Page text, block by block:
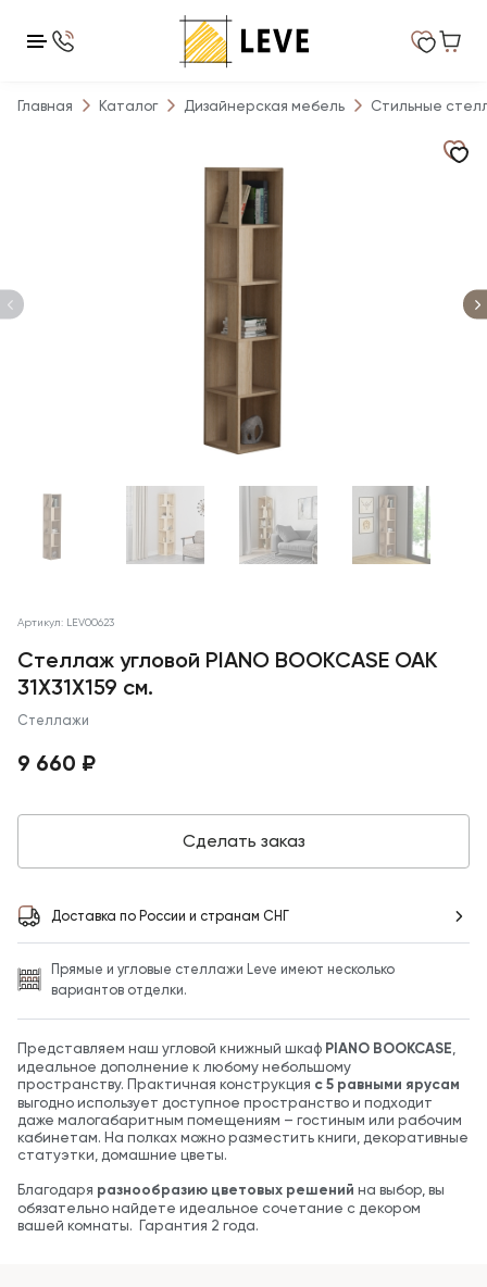
Главная Каталог Дизайнерская мебель Стильные
Артикул: LEV00623
Стеллаж угловой PIANO BOOKCASE OAK
31X31X159 см.
Стеллажи
9 660 ₽
Сделать заказ
Доставка по России и странам СНГ
Прямые и угловые стеллажи Leve имеют несколько
вариантов отделки.
Представляем наш угловой книжный шкаф PIANO BOOKCASE
идеальное дополнение к любому небольшому
пространству. Практичная конструкция с 5 равными ярусам
выгодно использует доступное пространство и подходит
даже малогабаритным помещениям – гостиным или рабочим
кабинетам. На полках можно разместить книги, декоративные
статуэтки, домашние цветы.
Благодаря разнообразию цветовых решений на выбор, вы
обязательно найдете идеальное сочетание с декором
вашей комнаты. Гарантия 2 года.